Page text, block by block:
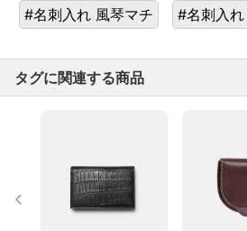
#名刺入れ 風琴マチ #名刺入
タグに関連する商品